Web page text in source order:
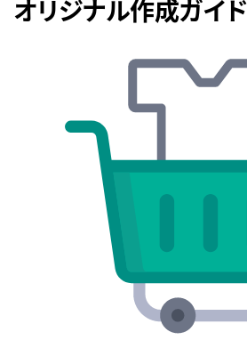
オリジナル作成ガイド